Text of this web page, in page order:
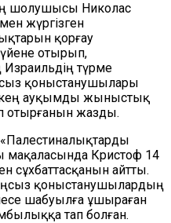
шолушысы Николас
жүргізген
қорғау
отырып,
түрме
қоныстанушылары
кең ауқымды жыныстық
жазды.
мақаласында Кристоф 14
сұхбаттасқанын айтты.
қоныстанушылардың
шабуылға ұшыраған
тап болған.